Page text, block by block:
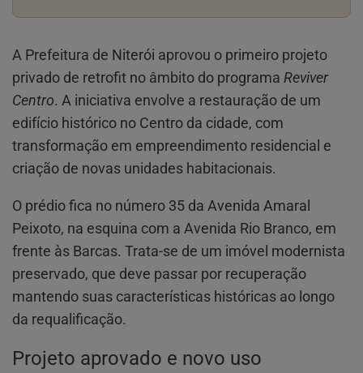
A Prefeitura de Niterói aprovou o primeiro projeto
privado de retrofit no âmbito do programa Reviver
Centro. A iniciativa envolve a restauração de um
edifício histórico no Centro da cidade, com
transformação em empreendimento residencial e
criação de novas unidades habitacionais.
O prédio fica no número 35 da Avenida Amaral
Peixoto, na esquina com a Avenida Rio Branco, em
frente às Barcas. Trata-se de um imóvel modernista
preservado, que deve passar por recuperação
mantendo suas características históricas ao longo
da requalificação.
Projeto aprovado e novo uso